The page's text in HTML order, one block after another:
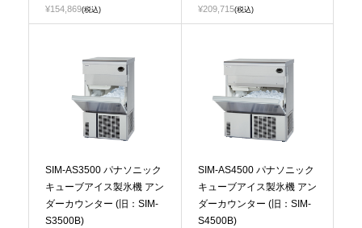
¥154,869(税込) ¥209,715(税込)
SIM-AS3500 パナソニック
キューブアイス製氷機 アン
ダーカウンター (旧：SIM-
S3500B)
SIM-AS4500 パナソニック
キューブアイス製氷機 アン
ダーカウンター (旧：SIM-
S4500B)